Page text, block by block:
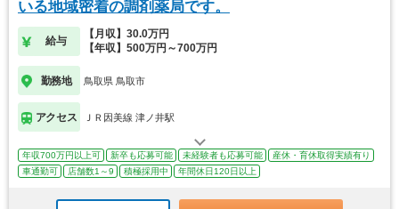
いる地域密着の調剤薬局です。
給与
【月収】30.0万円
【年収】500万円～700万円
勤務地 鳥取県 鳥取市
アクセス ＪＲ因美線 津ノ井駅
年収700万円以上可 新卒も応募可能 未経験者も応募可能
産休・育休取得実績有り
車通勤可
店舗数1～9 積極採用中 年間休日120日以上